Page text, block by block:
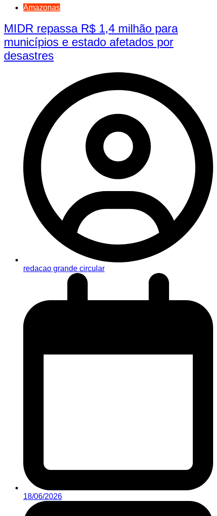
Amazonas
MIDR repassa R$ 1,4 milhão para
municípios e estado afetados por
desastres
redacao grande circular
18/06/2026